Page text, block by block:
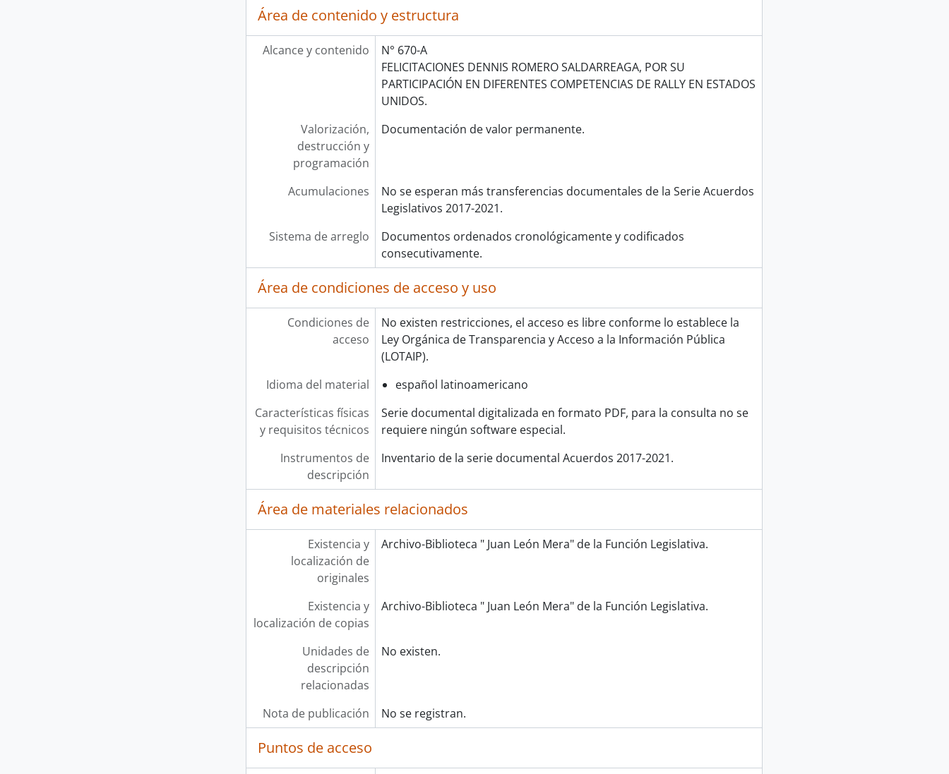
Área de contenido y estructura
Alcance y contenido
N° 670-A
FELICITACIONES DENNIS ROMERO SALDARREAGA, POR SU
PARTICIPACIÓN EN DIFERENTES COMPETENCIAS DE RALLY EN ESTADOS
UNIDOS.
Valorización,
destrucción y
programación
Documentación de valor permanente.
Acumulaciones
No se esperan más transferencias documentales de la Serie Acuerdos
Legislativos 2017-2021.
Sistema de arreglo
Documentos ordenados cronológicamente y codificados
consecutivamente.
Área de condiciones de acceso y uso
Condiciones de
acceso
No existen restricciones, el acceso es libre conforme lo establece la
Ley Orgánica de Transparencia y Acceso a la Información Pública
(LOTAIP).
Idioma del material
español latinoamericano
Características físicas
y requisitos técnicos
Serie documental digitalizada en formato PDF, para la consulta no se
requiere ningún software especial.
Instrumentos de
descripción
Inventario de la serie documental Acuerdos 2017-2021.
Área de materiales relacionados
Existencia y
localización de
originales
Archivo-Biblioteca " Juan León Mera" de la Función Legislativa.
Existencia y
localización de copias
Archivo-Biblioteca " Juan León Mera" de la Función Legislativa.
Unidades de
descripción
relacionadas
No existen.
Nota de publicación No se registran.
Puntos de acceso